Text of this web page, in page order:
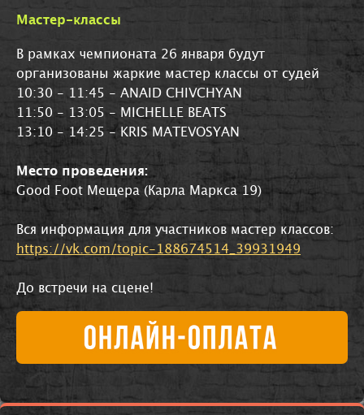
Мастер-классы
В рамках чемпионата 26 января будут
организованы жаркие мастер классы от судей
10:30 - 11:45 - ANAID CHIVCHYAN
11:50 - 13:05 - MICHELLE BEATS
13:10 - 14:25 - KRIS MATEVOSYAN
Место проведения:
Good Foot Мещера (Карла Маркса 19)
Вся информация для участников мастер классов:
https://vk.com/topic-188674514_39931949
До встречи на сцене!